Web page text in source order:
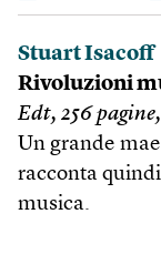
Stuart Isacoff
Rivoluzioni
Edt, 256
Un grande
racconta
musica.